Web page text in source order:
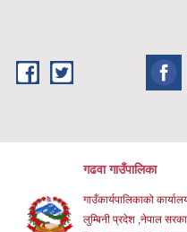
गढवा गाउँपालिका
गाउँकार्यपालिकाको
लुम्बिनी प्रदेश ,नेपाल